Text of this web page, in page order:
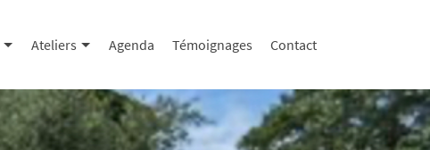
Ateliers Agenda Témoignages Contact